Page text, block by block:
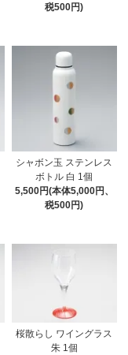
税500円)
シャボン玉 ステンレス
ボトル 白 1個
5,500円(本体5,000円、
税500円)
桜散らし ワイングラス
朱 1個